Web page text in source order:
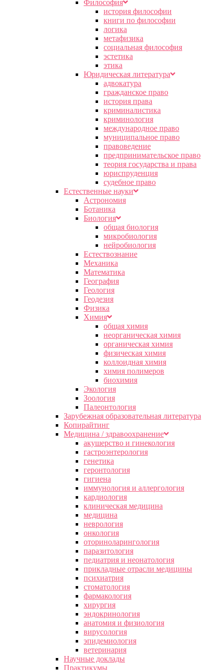
Философия
история философии
книги по философии
логика
метафизика
социальная философия
эстетика
этика
Юридическая литература
адвокатура
гражданское право
история права
криминалистика
криминология
международное право
муниципальное право
правоведение
предпринимательское право
теория государства и права
юриспруденция
судебное право
Естественные науки
Астрономия
Ботаника
Биология
общая биология
микробиология
нейробиология
Естествознание
Механика
Математика
География
Геология
Геодезия
Физика
Химия
общая химия
неорганическая химия
органическая химия
физическая химия
коллоидная химия
химия полимеров
биохимия
Экология
Зоология
Палеонтология
Зарубежная образовательная литература
Копирайтинг
Медицина / здравоохранение
акушерство и гинекология
гастроэнтерология
генетика
геронтология
гигиена
иммунология и аллергология
кардиология
клиническая медицина
медицина
неврология
онкология
оториноларингология
паразитология
педиатрия и неонатология
прикладные отрасли медицины
психиатрия
стоматология
фармакология
хирургия
эндокринология
анатомия и физиология
вирусология
эпидемиология
ветеринария
Научные доклады
Практикумы